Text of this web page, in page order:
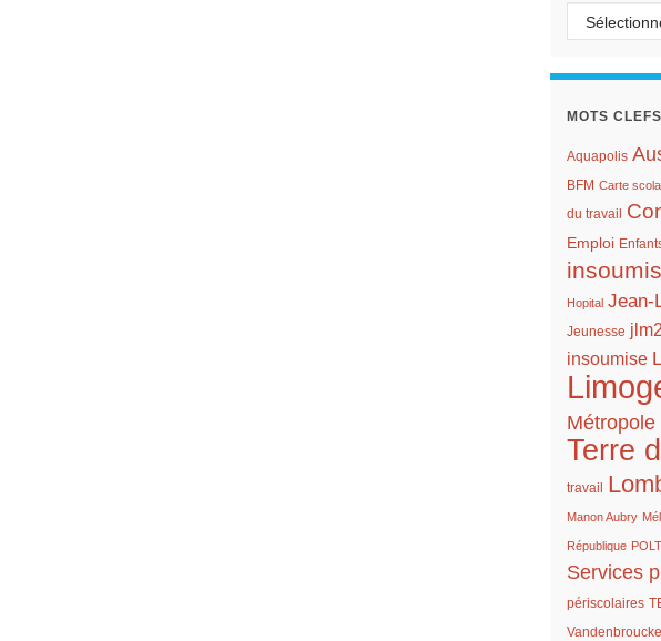
Archives
MOTS CLEFS
Aquapolis
BFM Carte
du travail
Emploi
Hopital Jean-
Jeunesse
insoumise
Métropole
Terre
travail
Manon Aubry
République POLT
Services
périscolaires
Vandenbroucke